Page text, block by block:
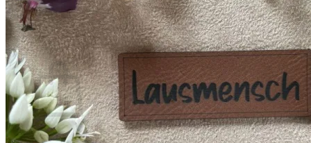
Zurück zum Shop
0
Warenkorb
Es befinden sich keine Produkte im Warenkorb.